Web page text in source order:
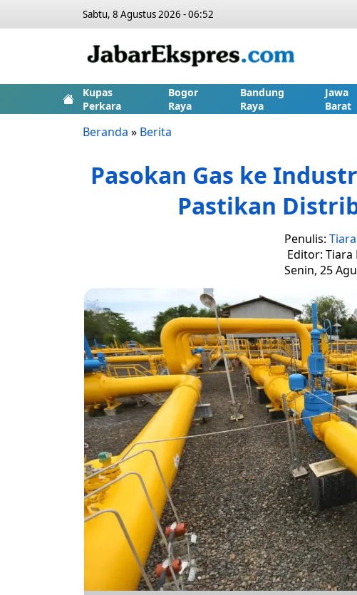
Sabtu, 8 Agustus 2026 - 06:52
Kupas
Perkara
Bogor
Raya
Bandung
Raya
Jawa
Barat
Beranda » Berita
Pasokan Gas ke
Pastikan
Penulis:
Editor: Tiara
Senin, 25